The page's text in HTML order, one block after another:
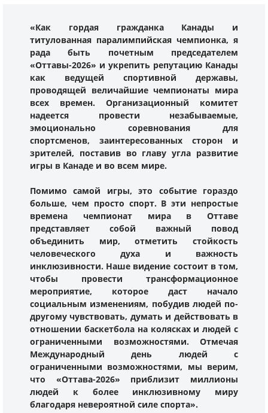
«Как гордая гражданка Канады и
титулованная паралимпийская чемпионка, я
рада быть почетным председателем
«Оттавы-2026» и укрепить репутацию Канады
как ведущей спортивной державы,
проводящей величайшие чемпионаты мира
всех времен. Организационный комитет
надеется провести незабываемые,
эмоционально соревнования для
спортсменов, заинтересованных сторон и
зрителей, поставив во главу угла развитие
игры в Канаде и во всем мире.
Помимо самой игры, это событие гораздо
больше, чем просто спорт. В эти непростые
времена чемпионат мира в Оттаве
представляет собой важный повод
объединить мир, отметить стойкость
человеческого духа и важность
инклюзивности. Наше видение состоит в том,
чтобы провести трансформационное
мероприятие, которое даст начало
социальным изменениям, побудив людей по-
другому чувствовать, думать и действовать в
отношении баскетбола на колясках и людей с
ограниченными возможностями. Отмечая
Международный день людей с
ограниченными возможностями, мы верим,
что «Оттава-2026» приблизит миллионы
людей к более инклюзивному миру
благодаря невероятной силе спорта».